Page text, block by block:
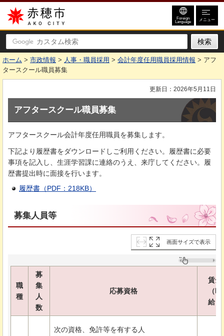
赤穂市
Foreign
Language メニュー
ホーム > 市政情報 > 人事・職員採用 > 会計年度任用職員採用情報 > アフ
タースクール職員募集
更新日：2026年5月11日
アフタースクール職員募集
アフタースクール会計年度任用職員を募集します。
下記より履歴書をダウンロードしご利用ください。履歴書に必要
事項を記入し、生涯学習課に連絡のうえ、来庁してください。履
歴書提出時に面接を行います。
履歴書（PDF：218KB）
募集人員等
画面サイズで表示
職
種
募
集
人
数
応募資格
賃金
（時
給）
次の資格、免許等を有する人